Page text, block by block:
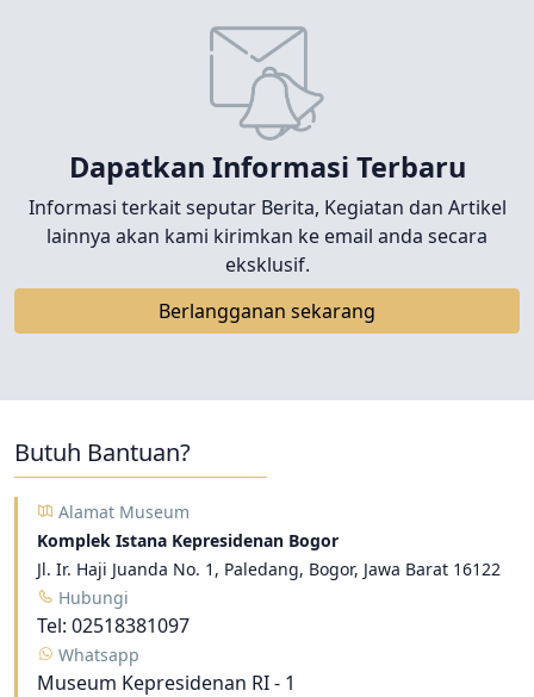
Dapatkan Informasi Terbaru
Informasi terkait seputar Berita, Kegiatan dan Artikel
lainnya akan kami kirimkan ke email anda secara
eksklusif.
Berlangganan sekarang
Butuh Bantuan?
Alamat Museum
Komplek Istana Kepresidenan Bogor
Jl. Ir. Haji Juanda No. 1, Paledang, Bogor, Jawa Barat 16122
Hubungi
Tel: 02518381097
Whatsapp
Museum Kepresidenan RI - 1